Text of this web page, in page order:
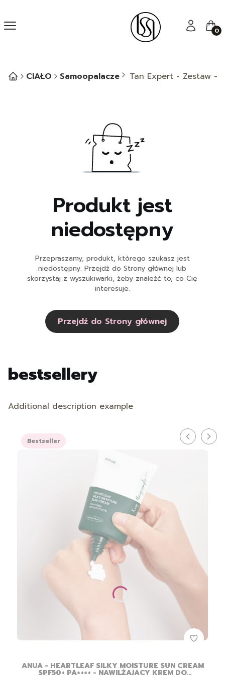
Menu Zaloguj się
CIAŁO Samoopalacze Tan Expert - Zestaw -
Produkt jest
niedostępny
Przepraszamy, produkt, którego szukasz jest
niedostępny. Przejdź do Strony głównej lub
skorzystaj z wyszukiwarki, żeby znaleźć to, co Cię
interesuje.
Przejdź do Strony głównej
bestsellery
Additional description example
Bestseller
ANUA - HEARTLEAF SILKY MOISTURE SUN CREAM
SPF50+ PA++++ - NAWILŻAJĄCY KREM DO